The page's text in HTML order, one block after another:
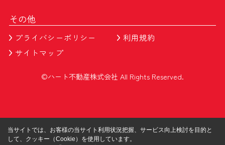
その他
プライバシーポリシー
利用規約
サイトマップ
©ハート不動産株式会社 All Rights Reserved.
当サイトでは、お客様の当サイト利用状況把握、サービス向上検討を目的と
して、クッキー（Cookie）を使用しています。